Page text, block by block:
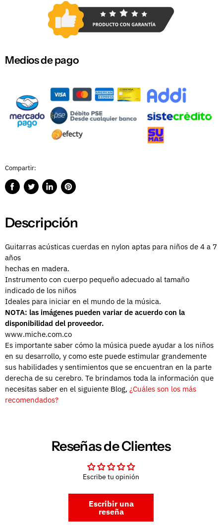
Medios de pago
Compartir:
CompartirPublicarCompartirGuardar
Descripción
Guitarras acústicas cuerdas en nylon aptas para niños de 4 a 7
años
hechas en madera.
Instrumento con cuerpo pequeño adecuado al tamaño
indicado de los niños
Ideales para iniciar en el mundo de la música.
NOTA: las imágenes pueden variar de acuerdo con la
disponibilidad del proveedor.
www.miche.com.co
Es importante saber cómo la música puede ayudar a los niños
en su desarrollo, y como este puede estimular grandemente
sus habilidades y sentimientos que se encuentran en la parte
derecha de su cerebro. Te brindamos toda la información que
necesitas saber en el siguiente Blog, ¿Cuáles son los más
recomendados?
Reseñas de Clientes
Escribe tu opinión
Escribir una
reseña